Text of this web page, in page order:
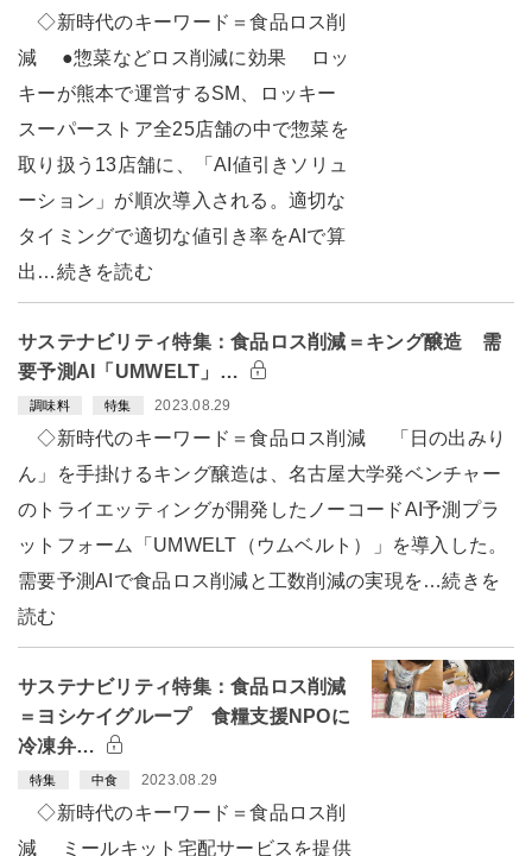
◇新時代のキーワード＝食品ロス削
減 ●惣菜などロス削減に効果 ロッ
キーが熊本で運営するSM、ロッキー
スーパーストア全25店舗の中で惣菜を
取り扱う13店舗に、「AI値引きソリュ
ーション」が順次導入される。適切な
タイミングで適切な値引き率をAIで算
出…続きを読む
サステナビリティ特集：食品ロス削減＝キング醸造 需
要予測AI「UMWELT」…
調味料 特集 2023.08.29
◇新時代のキーワード＝食品ロス削減 「日の出みり
ん」を手掛けるキング醸造は、名古屋大学発ベンチャー
のトライエッティングが開発したノーコードAI予測プラ
ットフォーム「UMWELT（ウムベルト）」を導入した。
需要予測AIで食品ロス削減と工数削減の実現を…続きを
読む
サステナビリティ特集：食品ロス削減
＝ヨシケイグループ 食糧支援NPOに
冷凍弁…
特集 中食 2023.08.29
◇新時代のキーワード＝食品ロス削
減 ミールキット宅配サービスを提供